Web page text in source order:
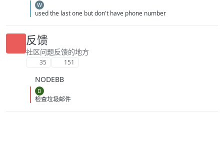
W
used the last one but don't have phone number
反馈
社区问题反馈的地方
35 151
NODEBB
D
检查垃圾邮件